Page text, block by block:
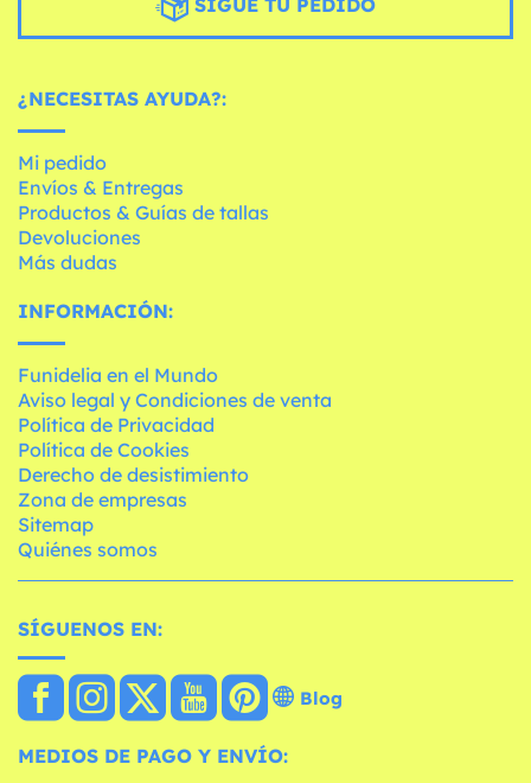
SIGUE TU PEDIDO
¿NECESITAS AYUDA?:
Mi pedido
Envíos & Entregas
Productos & Guías de tallas
Devoluciones
Más dudas
INFORMACIÓN:
Funidelia en el Mundo
Aviso legal y Condiciones de venta
Política de Privacidad
Política de Cookies
Derecho de desistimiento
Zona de empresas
Sitemap
Quiénes somos
SÍGUENOS EN:
Blog
MEDIOS DE PAGO Y ENVÍO: